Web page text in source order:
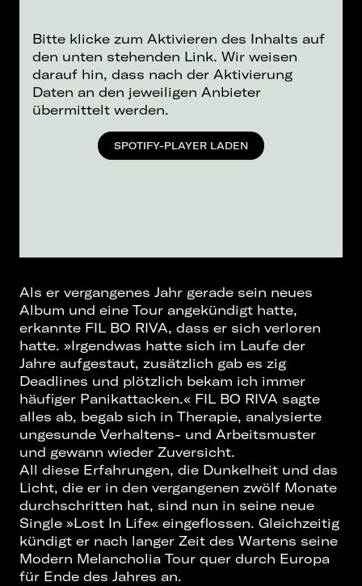
Bitte klicke zum Aktivieren des Inhalts auf
den unten stehenden Link. Wir weisen
darauf hin, dass nach der Aktivierung
Daten an den jeweiligen Anbieter
übermittelt werden.
SPOTIFY-PLAYER LADEN
Als er vergangenes Jahr gerade sein neues
Album und eine Tour angekündigt hatte,
erkannte FIL BO RIVA, dass er sich verloren
hatte. »Irgendwas hatte sich im Laufe der
Jahre aufgestaut, zusätzlich gab es zig
Deadlines und plötzlich bekam ich immer
häufiger Panikattacken.« FIL BO RIVA sagte
alles ab, begab sich in Therapie, analysierte
ungesunde Verhaltens- und Arbeitsmuster
und gewann wieder Zuversicht.
All diese Erfahrungen, die Dunkelheit und das
Licht, die er in den vergangenen zwölf Monate
durchschritten hat, sind nun in seine neue
Single »Lost In Life« eingeflossen. Gleichzeitig
kündigt er nach langer Zeit des Wartens seine
Modern Melancholia Tour quer durch Europa
für Ende des Jahres an.